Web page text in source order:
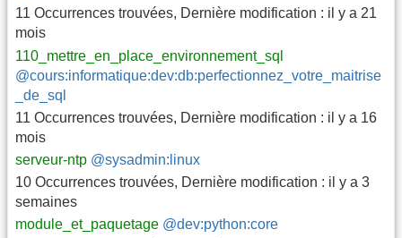
11 Occurrences trouvées, Dernière modification : il y a 21
mois
110_mettre_en_place_environnement_sql
@cours:informatique:dev:db:perfectionnez_votre_maitrise
_de_sql
11 Occurrences trouvées, Dernière modification : il y a 16
mois
serveur-ntp @sysadmin:linux
10 Occurrences trouvées, Dernière modification : il y a 3
semaines
module_et_paquetage @dev:python:core